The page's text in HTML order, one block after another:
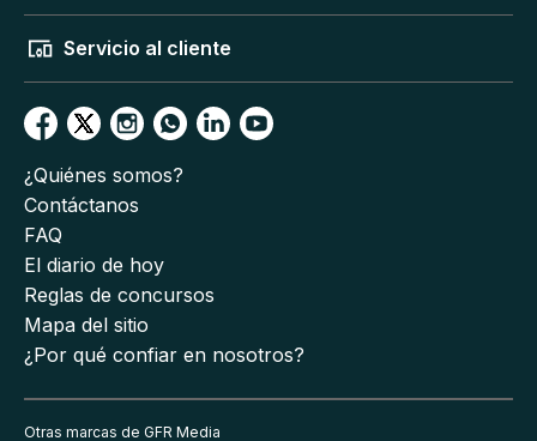
Servicio al cliente
¿Quiénes somos?
Contáctanos
FAQ
El diario de hoy
Reglas de concursos
Mapa del sitio
¿Por qué confiar en nosotros?
Otras marcas de GFR Media